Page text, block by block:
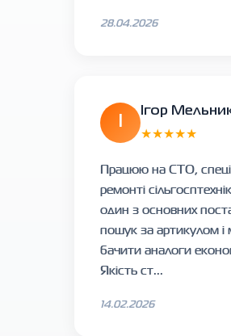
28.04.2026
Ігор
★★★★★
Працюю на СТО,
ремонті
один з основних
пошук за артикулом і
бачити аналоги
Якість ст...
14.02.2026